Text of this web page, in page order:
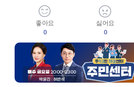
좋아요
0
싫어요
0